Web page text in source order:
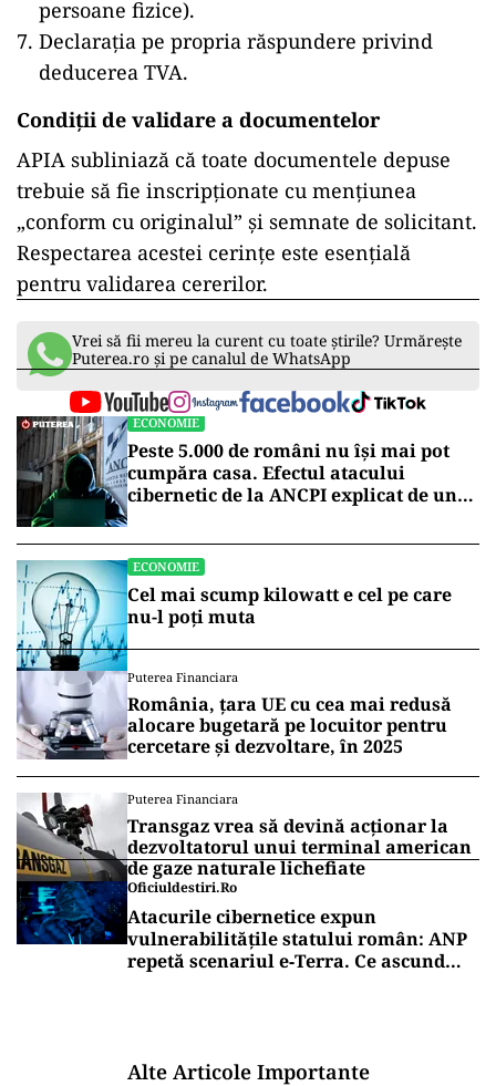
persoane fizice).
Declarația pe propria răspundere privind
deducerea TVA.
Condiții de validare a documentelor
APIA subliniază că toate documentele depuse
trebuie să fie inscripționate cu mențiunea
„conform cu originalul” și semnate de solicitant.
Respectarea acestei cerințe este esențială
pentru validarea cererilor.
Vrei să fii mereu la curent cu toate știrile? Urmărește
Puterea.ro și pe canalul de WhatsApp
ECONOMIE
Peste 5.000 de români nu își mai pot
cumpăra casa. Efectul atacului
cibernetic de la ANCPI explicat de un
ECONOMIE
Cel mai scump kilowatt e cel pe care
nu-l poți muta
Puterea Financiara
România, țara UE cu cea mai redusă
alocare bugetară pe locuitor pentru
cercetare și dezvoltare, în 2025
Puterea Financiara
Transgaz vrea să devină acționar la
dezvoltatorul unui terminal american
de gaze naturale lichefiate
Oficiuldestiri.ro
Atacurile cibernetice expun
vulnerabilitățile statului român: ANP
repetă scenariul e‑Terra. Ce ascund
Alte Articole Importante